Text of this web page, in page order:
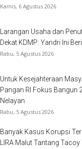
Kamis, 6 Agustus 2026
Larangan Usaha dan
Dekat KDMP: Yandri Ini
Rabu, 5 Agustus 2026
Untuk Kesejahteraan
Pangan RI Fokus Bangun
Nelayan
Rabu, 5 Agustus 2026
Banyak Kasus Korupsi
LIRA Malut Tantang Tacoy